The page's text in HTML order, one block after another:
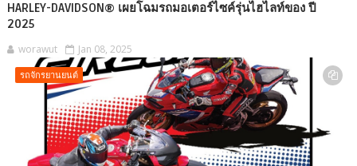
HARLEY-DAVIDSON® เผยโฉมรถมอเตอร์ไซค์รุ่นไฮไลท์ของ ปี
2025
worawut Jan 08, 2025
รถจักรยานยนต์